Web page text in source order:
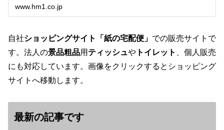
様と歩んでまいりま…
www.hm1.co.jp
自社ショッピングサイト「紙の宅配便」 での販売サイトで
す。法人の景品粗品用 ティッシュや トイレット
、個人販売
にも対応しています。画像をクリックするとショッピング
サイトへ移動します。
最新の記事です